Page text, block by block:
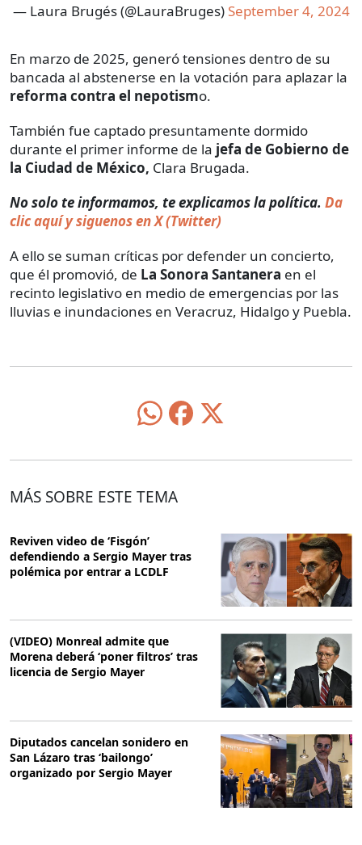
— Laura Brugés (@LauraBruges) September 4, 2024
En marzo de 2025, generó tensiones dentro de su
bancada al abstenerse en la votación para aplazar la
reforma contra el nepotismo.
También fue captado presuntamente dormido
durante el primer informe de la jefa de Gobierno de
la Ciudad de México, Clara Brugada.
No solo te informamos, te explicamos la política. Da
clic aquí y siguenos en X (Twitter)
A ello se suman críticas por defender un concierto,
que él promovió, de La Sonora Santanera en el
recinto legislativo en medio de emergencias por las
lluvias e inundaciones en Veracruz, Hidalgo y Puebla.
MÁS SOBRE ESTE TEMA
Reviven video de ‘Fisgón’
defendiendo a Sergio Mayer tras
polémica por entrar a LCDLF
(VIDEO) Monreal admite que
Morena deberá ‘poner filtros’ tras
licencia de Sergio Mayer
Diputados cancelan sonidero en
San Lázaro tras ‘bailongo’
organizado por Sergio Mayer